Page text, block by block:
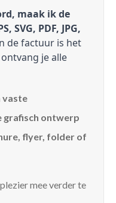
maak ik de
SVG, PDF, JPG,
de factuur is het
je alle
vaste
grafisch ontwerp
flyer, folder of
mee verder te